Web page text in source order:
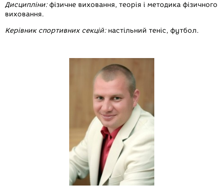
Дисципліни:фізичне виховання, теорія і методика фізичного
виховання.
Керівник спортивних секцій:настільний теніс, футбол.